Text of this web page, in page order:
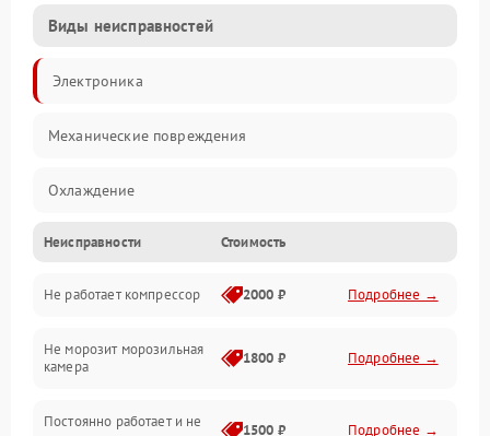
Виды неисправностей
Электроника
Механические повреждения
Охлаждение
Механика
Электропитание
Дренаж
Неисправности Стоимость
Не работает компрессор 2000 ₽ Подробнее →
Не морозит морозильная
камера
1800 ₽ Подробнее →
Постоянно работает и не
1500 ₽ Подробнее →